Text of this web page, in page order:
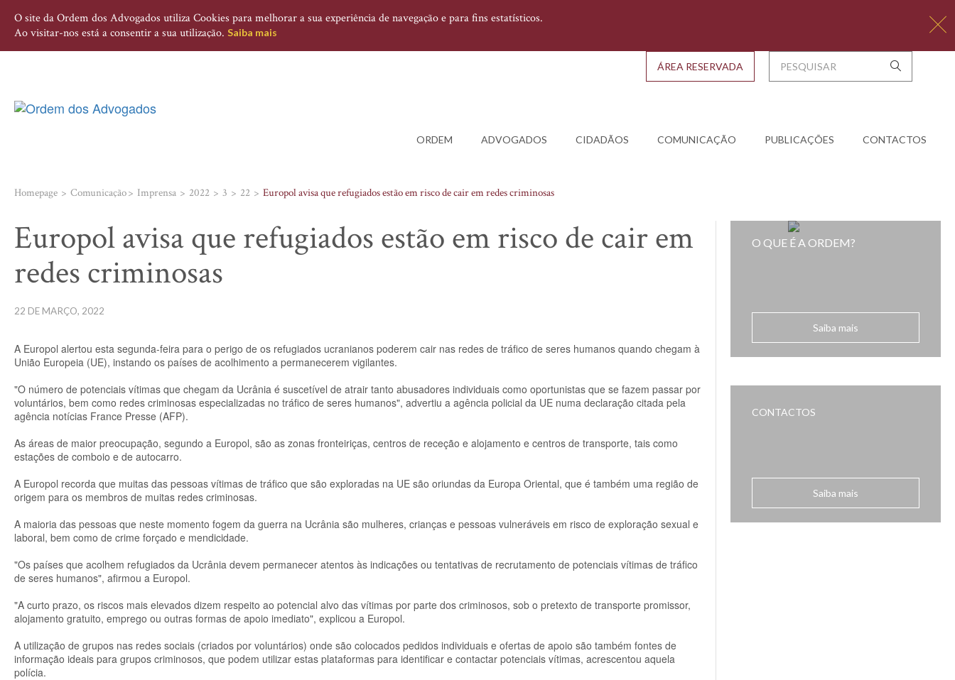
O site da Ordem dos Advogados utiliza Cookies para melhorar a sua experiência de navegação e para fins estatísticos.
Ao visitar-nos está a consentir a sua utilização. Saiba mais
ORDEM ADVOGADOS CIDADÃOS COMUNICAÇÃO PUBLICAÇÕES CONTACTOS
ÁREA RESERVADA
Homepage Comunicação Imprensa 2022 3 22 Europol avisa que refugiados estão em risco de cair em redes criminosas
Europol avisa que refugiados estão em risco de cair em
redes criminosas
22 DE MARÇO, 2022
A Europol alertou esta segunda-feira para o perigo de os refugiados ucranianos poderem cair nas redes de tráfico de seres humanos quando chegam à
União Europeia (UE), instando os países de acolhimento a permanecerem vigilantes.
"O número de potenciais vítimas que chegam da Ucrânia é suscetível de atrair tanto abusadores individuais como oportunistas que se fazem passar por
voluntários, bem como redes criminosas especializadas no tráfico de seres humanos", advertiu a agência policial da UE numa declaração citada pela
agência notícias France Presse (AFP).
As áreas de maior preocupação, segundo a Europol, são as zonas fronteiriças, centros de receção e alojamento e centros de transporte, tais como
estações de comboio e de autocarro.
A Europol recorda que muitas das pessoas vítimas de tráfico que são exploradas na UE são oriundas da Europa Oriental, que é também uma região de
origem para os membros de muitas redes criminosas.
A maioria das pessoas que neste momento fogem da guerra na Ucrânia são mulheres, crianças e pessoas vulneráveis em risco de exploração sexual e
laboral, bem como de crime forçado e mendicidade.
"Os países que acolhem refugiados da Ucrânia devem permanecer atentos às indicações ou tentativas de recrutamento de potenciais vítimas de tráfico
de seres humanos", afirmou a Europol.
"A curto prazo, os riscos mais elevados dizem respeito ao potencial alvo das vítimas por parte dos criminosos, sob o pretexto de transporte promissor,
alojamento gratuito, emprego ou outras formas de apoio imediato", explicou a Europol.
A utilização de grupos nas redes sociais (criados por voluntários) onde são colocados pedidos individuais e ofertas de apoio são também fontes de
informação ideais para grupos criminosos, que podem utilizar estas plataformas para identificar e contactar potenciais vítimas, acrescentou aquela
polícia.
O QUE É A ORDEM?
Saiba mais
CONTACTOS
Saiba mais